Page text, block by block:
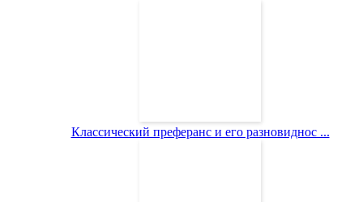
Классический преферанс и его разновиднос ...